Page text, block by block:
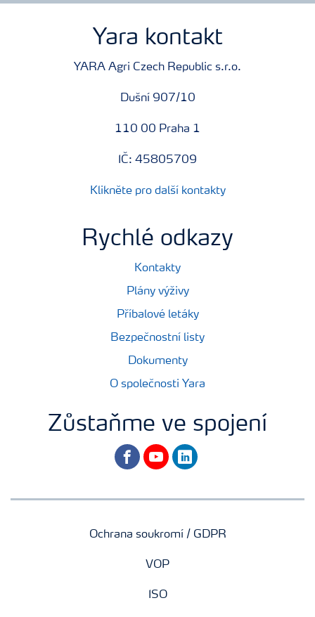
Yara kontakt
YARA Agri Czech Republic s.r.o.
Dušní 907/10
110 00 Praha 1
IČ: 45805709
Klikněte pro další kontakty
Rychlé odkazy
Kontakty
Plány výživy
Příbalové letáky
Bezpečnostní listy
Dokumenty
O společnosti Yara
Zůstaňme ve spojení
facebookyoutubelinkedin
Ochrana soukromí / GDPR
VOP
ISO